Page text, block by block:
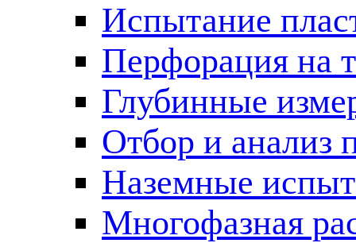
Испытание
Перфорация на
Глубинные
Отбор и анализ
Наземные
Многофазная